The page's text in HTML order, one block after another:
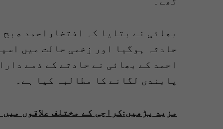
بھائی نے بتایا کہ افتخاراحمد
حادثہ ہوگیا اور زخمی حالت میں
احمد کے بھائی نے حادثے کے ذمے
پابندی لگانے کا مطالبہ کیا ہے۔
مزید پڑھیں:کراچی کے مختلف علاقوں میں ٹریفک